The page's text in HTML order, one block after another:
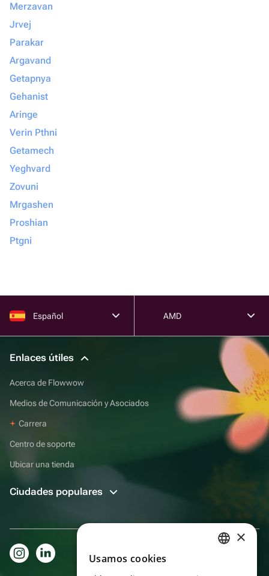
Merzavan
Jrvej
Parakar
Argavand
Getapnya
Gehanist
Aringe
Verin Pthni
Getamech
Yeghvard
Zovuni
Mrgashen
Proshian
Ptgni
Español AMD
Enlaces útiles
Acerca de Flowwow
Medios de Comunicación y Asociados
Carrera
Centro de soporte
Ubicar una tienda
Ciudades populares
×
Usamos cookies